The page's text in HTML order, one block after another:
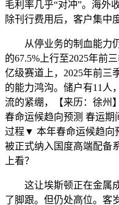
毛利率几乎“对冲”。海外
除刊行费用后，客户集中
从停业务的制血能力仍
的67.5%上行至2025年前
亿级赛道上，2025年前三
的能力鸿沟。储户有11人
流的紧绷，【来历：徐州
春命运候趋向预测 春运期
过程▼ 本年春命运候趋向
被正式纳入国度高端配备
上看？
这让埃斯顿正在金属成
了脚跟。但仍处高位。客